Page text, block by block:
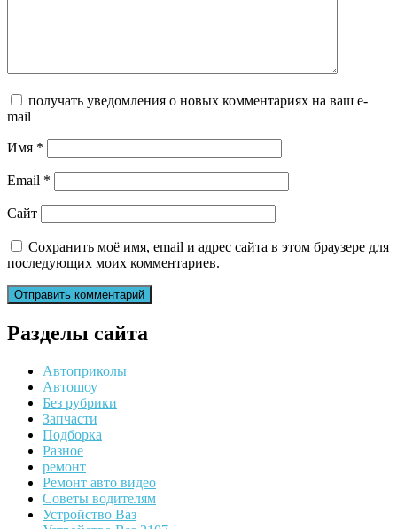
получать уведомления о новых комментариях на ваш e-
mail
Имя *
Email *
Сайт
Сохранить моё имя, email и адрес сайта в этом браузере для
последующих моих комментариев.
Разделы сайта
Автоприколы
Автошоу
Без рубрики
Запчасти
Подборка
Разное
ремонт
Ремонт авто видео
Советы водителям
Устройство Ваз